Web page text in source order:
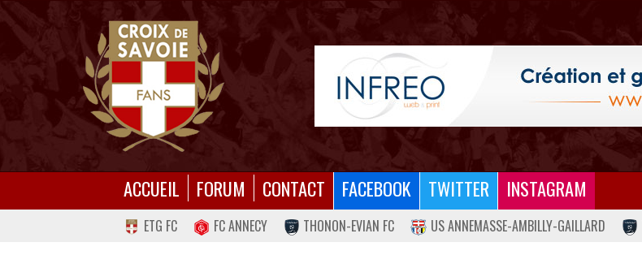
ACCUEIL FORUM CONTACT FACEBOOK TWITTER INSTAGRAM
ETG FC FC ANNECY THONON-EVIAN FC US ANNEMASSE-AMBILLY-GAILLARD